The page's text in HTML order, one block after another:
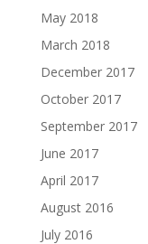
May 2018
March 2018
December 2017
October 2017
September 2017
June 2017
April 2017
August 2016
July 2016